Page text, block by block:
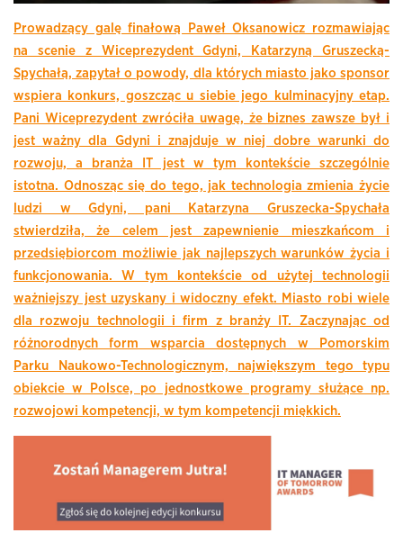
Prowadzący galę finałową Paweł Oksanowicz rozmawiając
na scenie z Wiceprezydent Gdyni, Katarzyną Gruszecką-
Spychałą, zapytał o powody, dla których miasto jako sponsor
wspiera konkurs, goszcząc u siebie jego kulminacyjny etap.
Pani Wiceprezydent zwróciła uwagę, że biznes zawsze był i
jest ważny dla Gdyni i znajduje w niej dobre warunki do
rozwoju, a branża IT jest w tym kontekście szczególnie
istotna. Odnosząc się do tego, jak technologia zmienia życie
ludzi w Gdyni, pani Katarzyna Gruszecka-Spychała
stwierdziła, że celem jest zapewnienie mieszkańcom i
przedsiębiorcom możliwie jak najlepszych warunków życia i
funkcjonowania. W tym kontekście od użytej technologii
ważniejszy jest uzyskany i widoczny efekt. Miasto robi wiele
dla rozwoju technologii i firm z branży IT. Zaczynając od
różnorodnych form wsparcia dostępnych w Pomorskim
Parku Naukowo-Technologicznym, największym tego typu
obiekcie w Polsce, po jednostkowe programy służące np.
rozwojowi kompetencji, w tym kompetencji miękkich.